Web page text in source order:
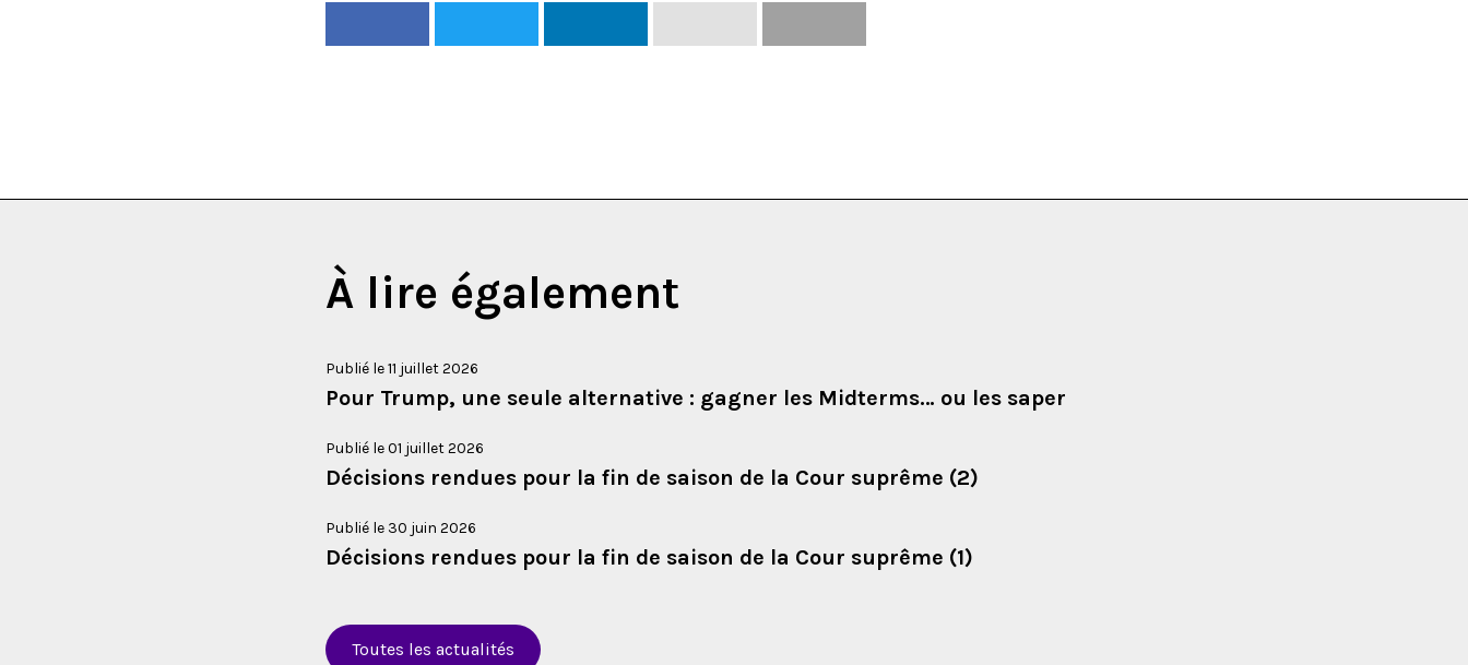
À lire également
Publié le 11 juillet 2026
Pour Trump, une seule alternative : gagner les Midterms… ou les saper
Publié le 01 juillet 2026
Décisions rendues pour la fin de saison de la Cour suprême (2)
Publié le 30 juin 2026
Décisions rendues pour la fin de saison de la Cour suprême (1)
Toutes les actualités